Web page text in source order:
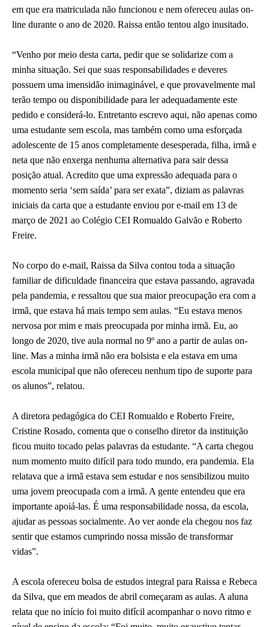
em que era matriculada não funcionou e nem ofereceu aulas on-
line durante o ano de 2020. Raissa então tentou algo inusitado.
“Venho por meio desta carta, pedir que se solidarize com a
minha situação. Sei que suas responsabilidades e deveres
possuem uma imensidão inimaginável, e que provavelmente mal
terão tempo ou disponibilidade para ler adequadamente este
pedido e considerá-lo. Entretanto escrevo aqui, não apenas como
uma estudante sem escola, mas também como uma esforçada
adolescente de 15 anos completamente desesperada, filha, irmã e
neta que não enxerga nenhuma alternativa para sair dessa
posição atual. Acredito que uma expressão adequada para o
momento seria ‘sem saída’ para ser exata”, diziam as palavras
iniciais da carta que a estudante enviou por e-mail em 13 de
março de 2021 ao Colégio CEI Romualdo Galvão e Roberto
Freire.
No corpo do e-mail, Raissa da Silva contou toda a situação
familiar de dificuldade financeira que estava passando, agravada
pela pandemia, e ressaltou que sua maior preocupação era com a
irmã, que estava há mais tempo sem aulas. “Eu estava menos
nervosa por mim e mais preocupada por minha irmã. Eu, ao
longo de 2020, tive aula normal no 9º ano a partir de aulas on-
line. Mas a minha irmã não era bolsista e ela estava em uma
escola municipal que não ofereceu nenhum tipo de suporte para
os alunos”, relatou.
A diretora pedagógica do CEI Romualdo e Roberto Freire,
Cristine Rosado, comenta que o conselho diretor da instituição
ficou muito tocado pelas palavras da estudante. “A carta chegou
num momento muito difícil para todo mundo, era pandemia. Ela
relatava que a irmã estava sem estudar e nos sensibilizou muito
uma jovem preocupada com a irmã. A gente entendeu que era
importante apoiá-las. É uma responsabilidade nossa, da escola,
ajudar as pessoas socialmente. Ao ver aonde ela chegou nos faz
sentir que estamos cumprindo nossa missão de transformar
vidas”.
A escola ofereceu bolsa de estudos integral para Raissa e Rebeca
da Silva, que em meados de abril começaram as aulas. A aluna
relata que no início foi muito difícil acompanhar o novo ritmo e